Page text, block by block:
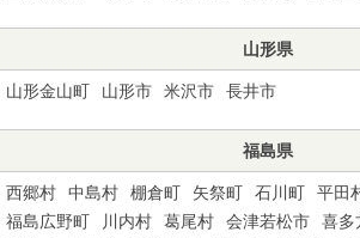
山形県
山形金山町 山形市 米沢市 長井市
福島県
西郷村 中島村 棚倉町 矢祭町 石川町 平田
福島広野町
川内村 葛尾村 会津若松市 喜多